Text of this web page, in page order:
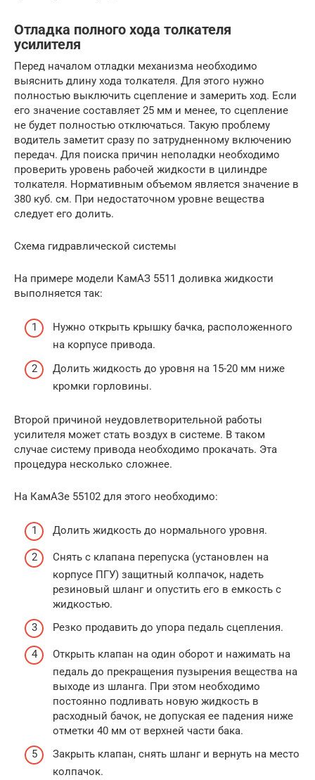
Отладка полного хода толкателя
усилителя
Перед началом отладки механизма необходимо
выяснить длину хода толкателя. Для этого нужно
полностью выключить сцепление и замерить ход. Если
его значение составляет 25 мм и менее, то сцепление
не будет полностью отключаться. Такую проблему
водитель заметит сразу по затрудненному включению
передач. Для поиска причин неполадки необходимо
проверить уровень рабочей жидкости в цилиндре
толкателя. Нормативным объемом является значение в
380 куб. см. При недостаточном уровне вещества
следует его долить.
Схема гидравлической системы
На примере модели КамАЗ 5511 доливка жидкости
выполняется так:
Нужно открыть крышку бачка, расположенного
на корпусе привода.
Долить жидкость до уровня на 15-20 мм ниже
кромки горловины.
Второй причиной неудовлетворительной работы
усилителя может стать воздух в системе. В таком
случае систему привода необходимо прокачать. Эта
процедура несколько сложнее.
На КамАЗе 55102 для этого необходимо:
Долить жидкость до нормального уровня.
Снять с клапана перепуска (установлен на
корпусе ПГУ) защитный колпачок, надеть
резиновый шланг и опустить его в емкость с
жидкостью.
Резко продавить до упора педаль сцепления.
Открыть клапан на один оборот и нажимать на
педаль до прекращения пузырения вещества на
выходе из шланга. При этом необходимо
постоянно подливать новую жидкость в
расходный бачок, не допуская ее падения ниже
отметки 40 мм от верхней части бака.
Закрыть клапан, снять шланг и вернуть на место
колпачок.